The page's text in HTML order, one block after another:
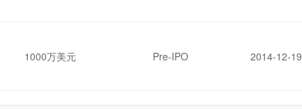
1000万美元 Pre-IPO 2014-12-19